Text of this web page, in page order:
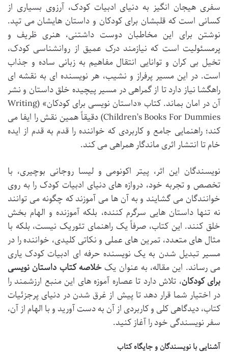
سفری هیجان انگیز به دنیای ادبیات کودک، آرزوی بسیاری از
کسانی است که قلبشان برای کودکان و داستان هایشان می تپد.
نوشتن برای این مخاطبان دوست داشتنی، هنری ظریف و
پرمسئولیت است که نیازمند درک عمیق از روانشناسی کودک،
تخیل بی کران و توانایی انتقال مفاهیم به زبانی ساده و جذاب
است. در این مسیر پرفراز و نشیب، هر نویسنده ای به نقشه ای
راهگشا نیاز دارد تا از گمراهی در مسیر پیچیده خلق داستان و نشر
آن در امان بماند. کتاب «داستان نویسی برای کودکان» (Writing
Children’s Books For Dummies) دقیقاً همین نقش را ایفا می
کند؛ راهنمایی جامع و کاربردی که خواننده را قدم به قدم از ایده
خام تا انتشار اثری ماندگار همراهی می کند.
نویسندگان این اثر، پیتر اکونومی و لیسا روجانی بوچیری، با
تخصص و تجربه خود، دروازه های دنیای ادبیات کودک را به روی
خوانندگان می گشایند و به آن ها می آموزند که چگونه می توانند
نه تنها داستان هایی سرگرم کننده، بلکه آموزنده و الهام بخش
خلق کنند. این کتاب، صرفاً یک راهنمای تئوریک نیست، بلکه با
مثال های متعدد، تمرین های عملی و نکاتی کلیدی، خواننده را در
مسیر تبدیل شدن به یک نویسنده حرفه ای ادبیات کودک یاری
می رساند. این مقاله، به عنوان یکخلاصه کتاب داستان نویسی
برای کودکان، تلاش دارد تا عصاره آموزه های این منبع ارزشمند را
در اختیار شما قرار دهد تا پیش از غرق شدن در دنیای پرجزئیات
کتاب، دیدگاهی کلی و کاربردی از آن به دست آورید و با الهام از آن،
سفر نویسندگی خود را آغاز کنید.
آشنایی با نویسندگان و جایگاه کتاب